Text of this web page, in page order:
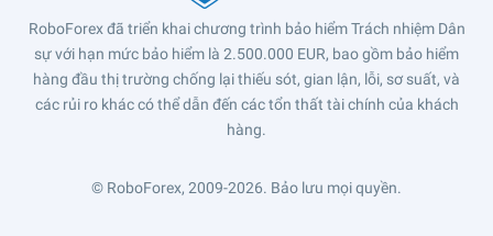
RoboForex đã triển khai chương trình bảo hiểm Trách nhiệm Dân
sự với hạn mức bảo hiểm là 2.500.000 EUR, bao gồm bảo hiểm
hàng đầu thị trường chống lại thiếu sót, gian lận, lỗi, sơ suất, và
các rủi ro khác có thể dẫn đến các tổn thất tài chính của khách
hàng.
© RoboForex, 2009-2026. Bảo lưu mọi quyền.